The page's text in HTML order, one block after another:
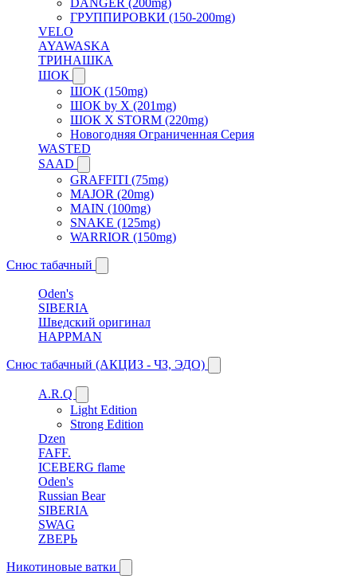
ГРУППИРОВКИ (150-200mg)
VELO
AYAWASKA
ТРИНАШКА
ШОК
ШОК (150mg)
ШОК by X (201mg)
ШОК X STORM (220mg)
Новогодняя Ограниченная Серия
WASTED
SAAD
GRAFFITI (75mg)
MAJOR (20mg)
MAIN (100mg)
SNAKE (125mg)
WARRIOR (150mg)
Снюс табачный
Oden's
SIBERIA
Шведский оригинал
HAPPMAN
Снюс табачный (АКЦИЗ - ЧЗ, ЭДО)
A.R.Q
Light Edition
Strong Edition
Dzen
FAFF.
ICEBERG flame
Oden's
Russian Bear
SIBERIA
SWAG
ZВЕРЬ
Никотиновые ватки